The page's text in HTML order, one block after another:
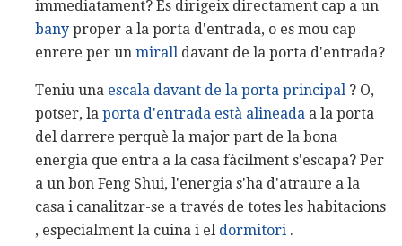
immediatament? Es dirigeix ​​directament cap a un
bany proper a la porta d'entrada, o es mou cap
enrere per un mirall davant de la porta d'entrada?
Teniu una escala davant de la porta principal ? O,
potser, la porta d'entrada està alineada a la porta
del darrere perquè la major part de la bona
energia que entra a la casa fàcilment s'escapa? Per
a un bon Feng Shui, l'energia s'ha d'atraure a la
casa i canalitzar-se a través de totes les habitacions
, especialment la cuina i el dormitori .